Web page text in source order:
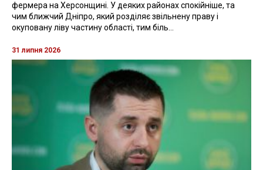
фермера на Херсонщині. У деяких районах спокійніше, та
чим ближчий Дніпро, який розділяє звільнену праву і
окуповану ліву частину області, тим біль...
31 липня 2026